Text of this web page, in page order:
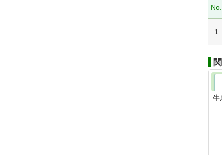
No.
1
牛